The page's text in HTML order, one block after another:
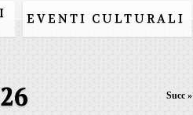
EVENTI CULTURALI
Succ »